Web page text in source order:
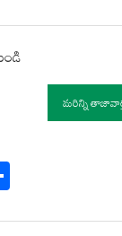
మరిన్ని